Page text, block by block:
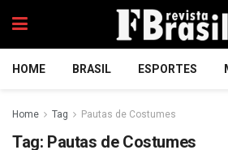
HOME BRASIL ESPORTES
Home Tag Pautas de Costumes
Tag: Pautas de Costumes